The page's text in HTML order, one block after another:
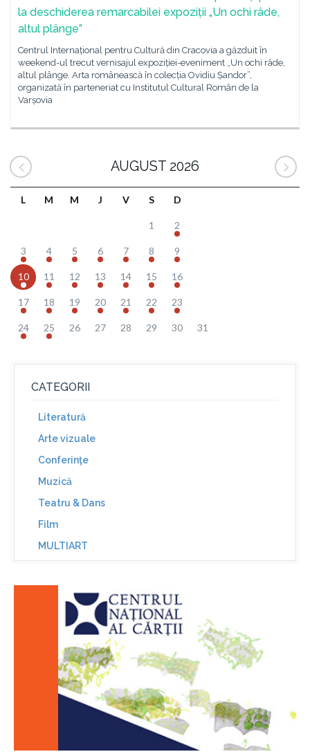
la deschiderea remarcabilei expoziții „Un ochi râde,
altul plânge”
Centrul Internațional pentru Cultură din Cracovia a găzduit în
weekend-ul trecut vernisajul expoziției-eveniment „Un ochi râde,
altul plânge. Arta românească în colecția Ovidiu Șandor”,
organizată în parteneriat cu Institutul Cultural Român de la
Varșovia
AUGUST 2026
L M M J V S D
1 2
3 4 5 6 7 8 9
10 11 12 13 14 15 16
17 18 19 20 21 22 23
24 25 26 27 28 29 30 31
CATEGORII
Literatură
Arte vizuale
Conferinţe
Muzică
Teatru & Dans
Film
MULTIART